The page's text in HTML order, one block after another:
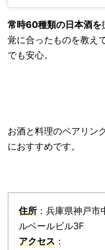
常時60種類の日本酒を
覚に合ったものを教え
でも安心。
お酒と料理のペアリン
におすすめです。
住所 ：兵庫県神戸
ルベールビル3F
アクセス ：